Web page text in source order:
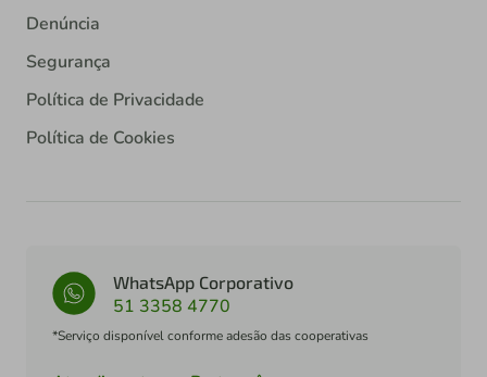
Denúncia
Segurança
Política de Privacidade
Política de Cookies
WhatsApp Corporativo
51 3358 4770
*Serviço disponível conforme adesão das cooperativas